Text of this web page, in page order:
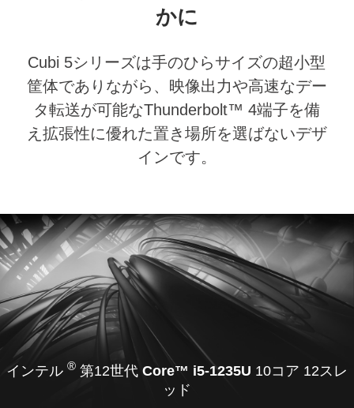
かに
Cubi 5シリーズは手のひらサイズの超小型
筐体でありながら、映像出力や高速なデー
タ転送が可能なThunderbolt™ 4端子を備
え拡張性に優れた置き場所を選ばないデザ
インです。
インテル ® 第12世代 Core™ i5-1235U 10コア 12スレ
ッド